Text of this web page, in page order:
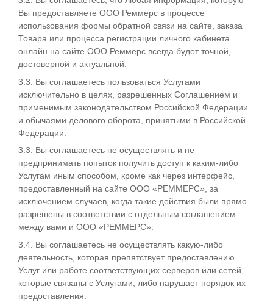
Вы предоставляете ООО Реммерс в процессе
использования формы обратной связи на сайте, заказа
Товара или процесса регистрации личного кабинета
онлайн на сайте ООО Реммерс всегда будет точной,
достоверной и актуальной.
3.3. Вы соглашаетесь пользоваться Услугами
исключительно в целях, разрешенных Соглашением и
применимым законодательством Российской Федерации
и обычаями делового оборота, принятыми в Российской
Федерации.
3.3. Вы соглашаетесь не осуществлять и не
предпринимать попыток получить доступ к каким-либо
Услугам иным способом, кроме как через интерфейс,
предоставленный на сайте ООО «РЕММЕРС», за
исключением случаев, когда такие действия были прямо
разрешены в соответствии с отдельным соглашением
между вами и ООО «РЕММЕРС».
3.4. Вы соглашаетесь не осуществлять какую-либо
деятельность, которая препятствует предоставлению
Услуг или работе соответствующих серверов или сетей,
которые связаны с Услугами, либо нарушает порядок их
предоставления.